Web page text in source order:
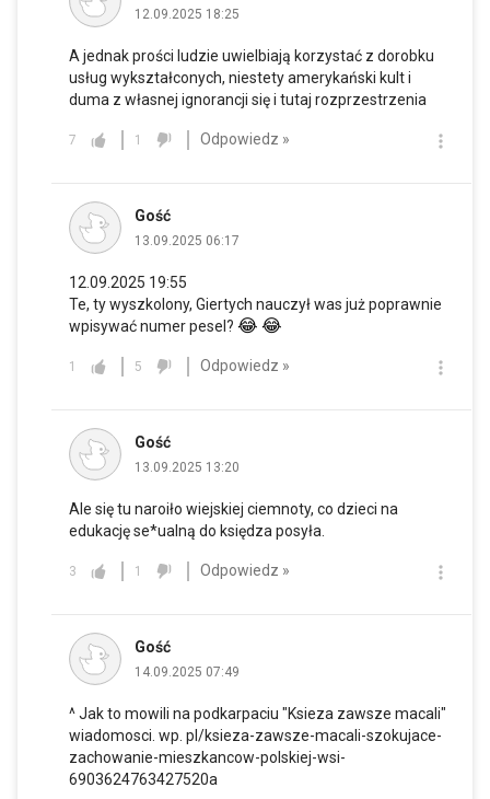
12.09.2025 18:25
A jednak prości ludzie uwielbiają korzystać z dorobku
usług wykształconych, niestety amerykański kult i
duma z własnej ignorancji się i tutaj rozprzestrzenia
7 1 Odpowiedz »
Gość
13.09.2025 06:17
12.09.2025 19:55
Te, ty wyszkolony, Giertych nauczył was już poprawnie
wpisywać numer pesel? 😂 😂
1 5 Odpowiedz »
Gość
13.09.2025 13:20
Ale się tu naroiło wiejskiej ciemnoty, co dzieci na
edukację se*ualną do księdza posyła.
3 1 Odpowiedz »
Gość
14.09.2025 07:49
^ Jak to mowili na podkarpaciu "Ksieza zawsze macali"
wiadomosci. wp. pl/ksieza-zawsze-macali-szokujace-
zachowanie-mieszkancow-polskiej-wsi-
6903624763427520a